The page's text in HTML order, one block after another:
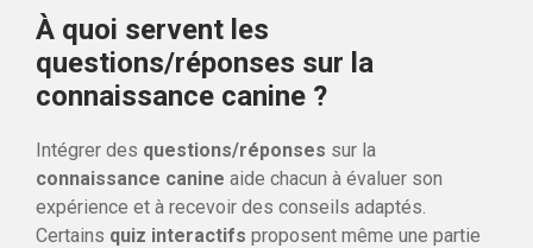
À quoi servent les
questions/réponses sur la
connaissance canine ?
Intégrer des questions/réponses sur la
connaissance canine aide chacun à évaluer son
expérience et à recevoir des conseils adaptés.
Certains quiz interactifs proposent même une partie